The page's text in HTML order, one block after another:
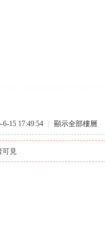
15 17:49:54 顯示全部樓層
可見